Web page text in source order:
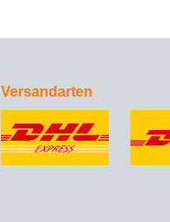
Versandarten